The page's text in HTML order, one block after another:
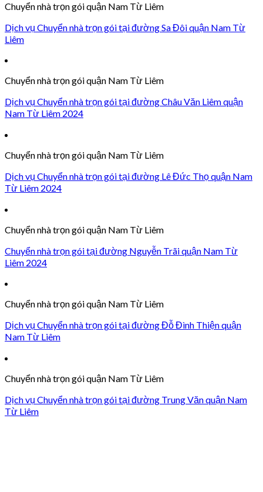
Chuyển nhà trọn gói quận Nam Từ Liêm
Dịch vụ Chuyển nhà trọn gói tại đường Sa Đôi quận Nam Từ
Liêm
Chuyển nhà trọn gói quận Nam Từ Liêm
Dịch vụ Chuyển nhà trọn gói tại đường Châu Văn Liêm quận
Nam Từ Liêm 2024
Chuyển nhà trọn gói quận Nam Từ Liêm
Dịch vụ Chuyển nhà trọn gói tại đường Lê Đức Thọ quận Nam
Từ Liêm 2024
Chuyển nhà trọn gói quận Nam Từ Liêm
Chuyển nhà trọn gói tại đường Nguyễn Trãi quận Nam Từ
Liêm 2024
Chuyển nhà trọn gói quận Nam Từ Liêm
Dịch vụ Chuyển nhà trọn gói tại đường Đỗ Đình Thiện quận
Nam Từ Liêm
Chuyển nhà trọn gói quận Nam Từ Liêm
Dịch vụ Chuyển nhà trọn gói tại đường Trung Văn quận Nam
Từ Liêm